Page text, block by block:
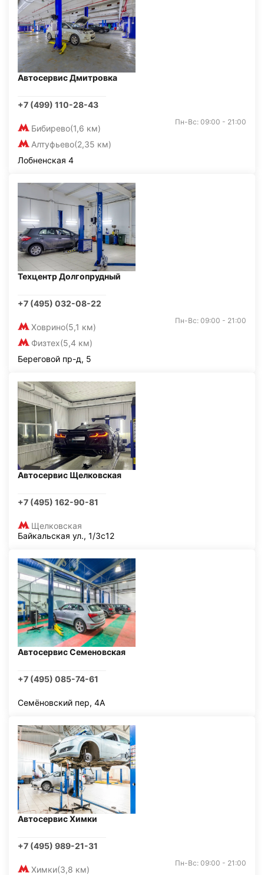
Автосервис Дмитровка
+7 (499) 110-28-43
Бибирево(1,6 км)
Алтуфьево(2,35 км)
Пн-Вс: 09:00 - 21:00
Лобненская 4
Техцентр Долгопрудный
+7 (495) 032-08-22
Ховрино(5,1 км)
Физтех(5,4 км)
Пн-Вс: 09:00 - 21:00
Береговой пр-д, 5
Автосервис Щелковская
+7 (495) 162-90-81
Щелковская
Байкальская ул., 1/3с12
Автосервис Семеновская
+7 (495) 085-74-61
Семёновский пер, 4А
Автосервис Химки
+7 (495) 989-21-31
Химки(3,8 км)
Пн-Вс: 09:00 - 21:00